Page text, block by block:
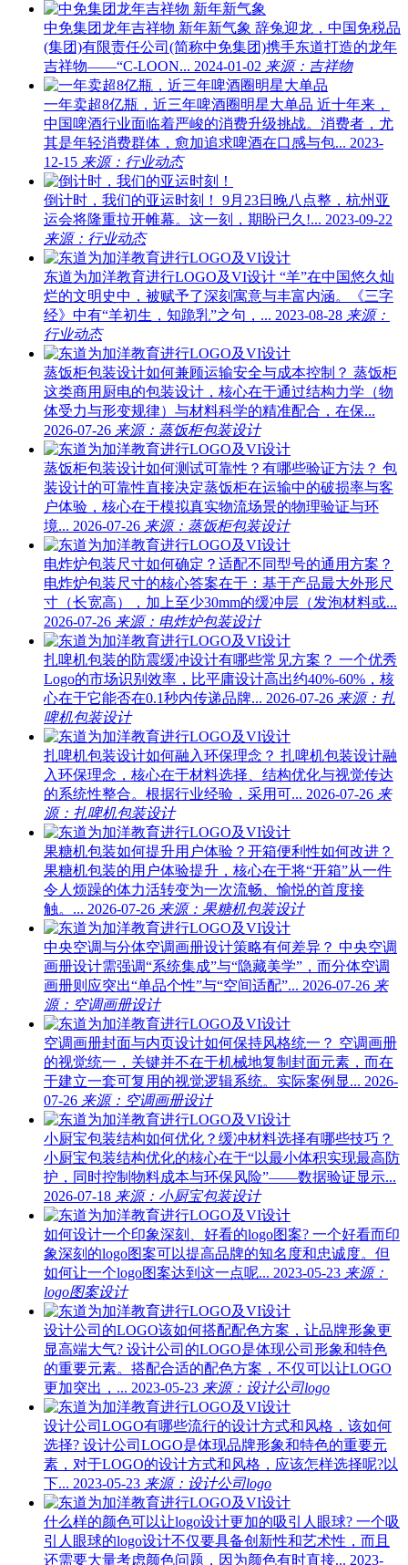
中免集团龙年吉祥物 新年新气象 辞兔迎龙，中国免税品
(集团)有限责任公司(简称中免集团)携手东道打造的龙年
吉祥物——“C-LOON... 2024-01-02 来源：吉祥物
一年卖超8亿瓶，近三年啤酒圈明星大单品 近十年来，
中国啤酒行业面临着严峻的消费升级挑战。消费者，尤
其是年轻消费群体，愈加追求啤酒在口感与包... 2023-
12-15 来源：行业动态
倒计时，我们的亚运时刻！
9月23日晚八点整，杭州亚
运会将隆重拉开帷幕。这一刻，期盼已久!... 2023-09-22
来源：行业动态
东道为加洋教育进行LOGO及VI设计 “羊”在中国悠久灿
烂的文明史中，被赋予了深刻寓意与丰富内涵。《三字
经》中有“羊初生，知跪乳”之句，... 2023-08-28 来源：
行业动态
蒸饭柜包装设计如何兼顾运输安全与成本控制？ 蒸饭柜
这类商用厨电的包装设计，核心在于通过结构力学（物
体受力与形变规律）与材料科学的精准配合，在保...
2026-07-26 来源：蒸饭柜包装设计
蒸饭柜包装设计如何测试可靠性？有哪些验证方法？ 包
装设计的可靠性直接决定蒸饭柜在运输中的破损率与客
户体验，核心在于模拟真实物流场景的物理验证与环
境... 2026-07-26 来源：蒸饭柜包装设计
电炸炉包装尺寸如何确定？适配不同型号的通用方案？
电炸炉包装尺寸的核心答案在于：基于产品最大外形尺
寸（长宽高），加上至少30mm的缓冲层（发泡材料或...
2026-07-26 来源：电炸炉包装设计
扎啤机包装的防震缓冲设计有哪些常见方案？ 一个优秀
Logo的市场识别效率，比平庸设计高出约40%-60%，核
心在于它能否在0.1秒内传递品牌... 2026-07-26 来源：扎
啤机包装设计
扎啤机包装设计如何融入环保理念？ 扎啤机包装设计融
入环保理念，核心在于材料选择、结构优化与视觉传达
的系统性整合。根据行业经验，采用可... 2026-07-26 来
源：扎啤机包装设计
果糖机包装如何提升用户体验？开箱便利性如何改进？
果糖机包装的用户体验提升，核心在于将“开箱”从一件
令人烦躁的体力活转变为一次流畅、愉悦的首度接
触。... 2026-07-26 来源：果糖机包装设计
中央空调与分体空调画册设计策略有何差异？ 中央空调
画册设计需强调“系统集成”与“隐藏美学”，而分体空调
画册则应突出“单品个性”与“空间适配”... 2026-07-26 来
源：空调画册设计
空调画册封面与内页设计如何保持风格统一？ 空调画册
的视觉统一，关键并不在于机械地复制封面元素，而在
于建立一套可复用的视觉逻辑系统。实际案例显... 2026-
07-26 来源：空调画册设计
小厨宝包装结构如何优化？缓冲材料选择有哪些技巧？
小厨宝包装结构优化的核心在于“以最小体积实现最高防
护，同时控制物料成本与环保风险”——数据验证显示...
2026-07-18 来源：小厨宝包装设计
如何设计一个印象深刻、好看的logo图案? 一个好看而印
象深刻的logo图案可以提高品牌的知名度和忠诚度。但
如何让一个logo图案达到这一点呢... 2023-05-23 来源：
logo图案设计
设计公司的LOGO该如何搭配配色方案，让品牌形象更
显高端大气? 设计公司的LOGO是体现公司形象和特色
的重要元素。搭配合适的配色方案，不仅可以让LOGO
更加突出，... 2023-05-23 来源：设计公司logo
设计公司LOGO有哪些流行的设计方式和风格，该如何
选择? 设计公司LOGO是体现品牌形象和特色的重要元
素，对于LOGO的设计方式和风格，应该怎样选择呢?以
下... 2023-05-23 来源：设计公司logo
什么样的颜色可以让logo设计更加的吸引人眼球? 一个吸
引人眼球的logo设计不仅要具备创新性和艺术性，而且
还需要大量考虑颜色问题，因为颜色有时直接... 2023-